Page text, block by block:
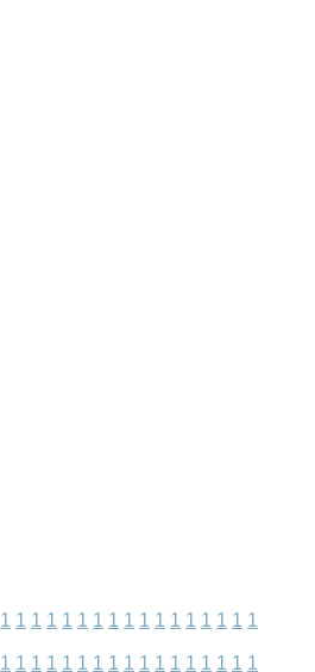
1 1 1 1 1 1 1 1 1 1 1 1 1 1 1 1 1
1 1 1 1 1 1 1 1 1 1 1 1 1 1 1 1 1